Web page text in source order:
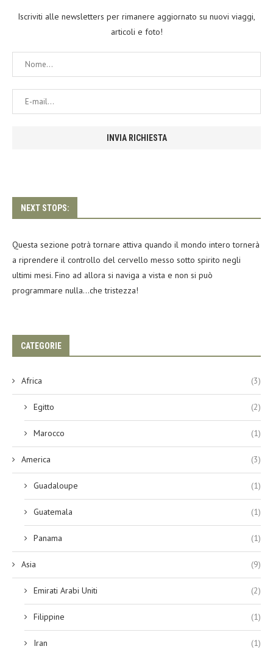
Iscriviti alle newsletters per rimanere aggiornato su nuovi viaggi,
articoli e foto!
NEXT STOPS:
Questa sezione potrà tornare attiva quando il mondo intero tornerà
a riprendere il controllo del cervello messo sotto spirito negli
ultimi mesi. Fino ad allora si naviga a vista e non si può
programmare nulla…che tristezza!
CATEGORIE
Africa (3)
Egitto (2)
Marocco (1)
America (3)
Guadaloupe (1)
Guatemala (1)
Panama (1)
Asia (9)
Emirati Arabi Uniti (2)
Filippine (1)
Iran (1)